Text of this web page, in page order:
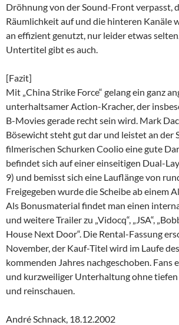
Dröhnung von der Sound-Front verpasst,
Räumlichkeit auf und die hinteren Kanäle
an effizient genutzt, nur leider etwas
Untertitel gibt es auch.
[Fazit]
Mit „China Strike Force“ gelang ein ganz
unterhaltsamer Action-Kracher, der
B-Movies gerade recht sein wird. Mark
Bösewicht steht gut dar und leistet an der
filmerischen Schurken Coolio eine gute
befindet sich auf einer einseitigen Dual-
9) und bemisst sich eine Lauflänge von
Freigegeben wurde die Scheibe ab einem
Als Bonusmaterial findet man einen
und weitere Trailer zu „Vidocq“, „JSA“,
House Next Door“. Die Rental-Fassung
November, der Kauf-Titel wird im Laufe
kommenden Jahres nachgeschoben. Fans
und kurzweiliger Unterhaltung ohne tiefen
und reinschauen.
André Schnack, 18.12.2002